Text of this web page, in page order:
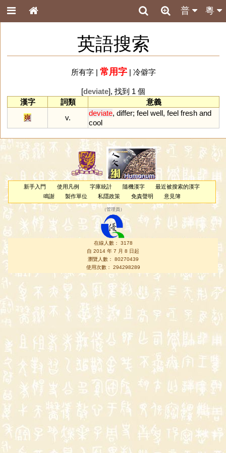
粵
普
英語搜索
所有字| 常用字| 冷僻字
[deviate], 找到 1 個
漢字
詞類
意義
爽
v.
deviate, differ; feel well, feel fresh and
cool
新手入門 使用凡例 字庫統計 隨機漢字
最近被搜索的漢字
鳴謝
製作單位 私隱政策 免責聲明 意見簿
（管理員 ）
在線人數： 3178
自 2014 年 7 月 8 日起
瀏覽人數： 80270439
使用次數： 294298289